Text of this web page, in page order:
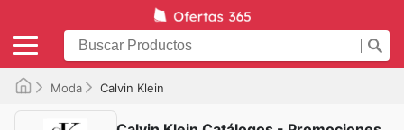
Moda Calvin Klein